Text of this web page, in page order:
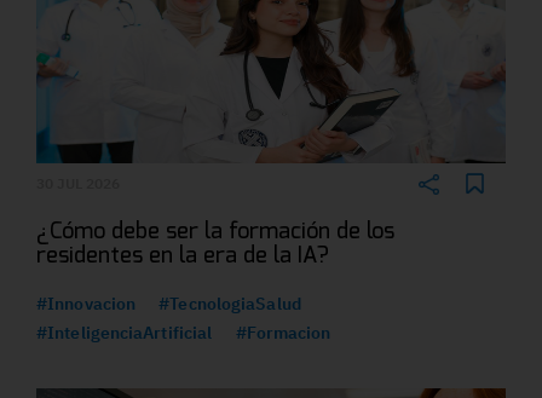
¿Cómo debe ser la formación de los
residentes en la era de la IA?
#Innovacion
#TecnologiaSalud
#InteligenciaArtificial
#Formacion